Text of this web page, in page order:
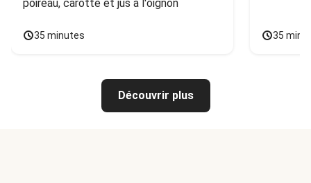
poireau, carotte et jus à l'oignon
35 minutes 35
Découvrir plus